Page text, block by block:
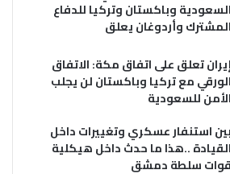
السعودية وباكستان وتركيا للدفاع
المشترك وأردوغان يعلق
إيران تعلق على اتفاق مكة: الاتفاق
الورقي مع تركيا وباكستان لن يجلب
الأمن للسعودية
بين استنفار عسكري وتغييرات داخل
القيادة ..هذا ما حدث داخل هيكلية
قوات سلطة دمشق